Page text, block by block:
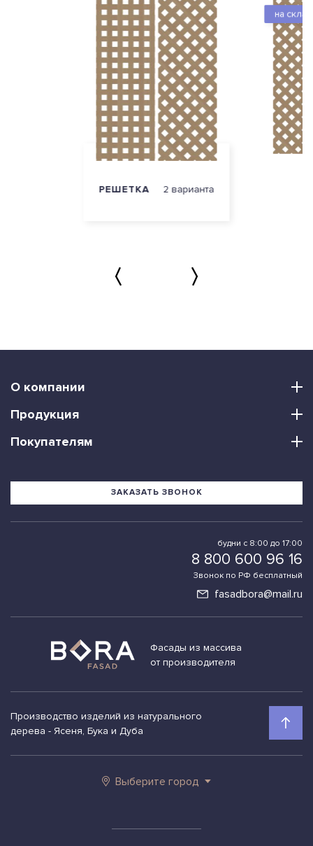
РЕШЕТКА 2 варианта
на
Фасады из массива
от производителя
Производство изделий из натурального
дерева - Ясеня, Бука и Дуба
О компании
Продукция
Покупателям
будни с 8:00 до 17:00
8 800 600 96 16
Звонок по РФ бесплатный
ЗАКАЗАТЬ ЗВОНОК
fasadbora@mail.ru
Выберите город